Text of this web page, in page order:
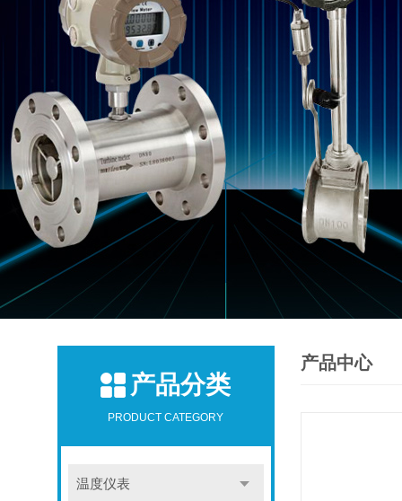
产品分类
PRODUCT CATEGORY
温度仪表
产品中心